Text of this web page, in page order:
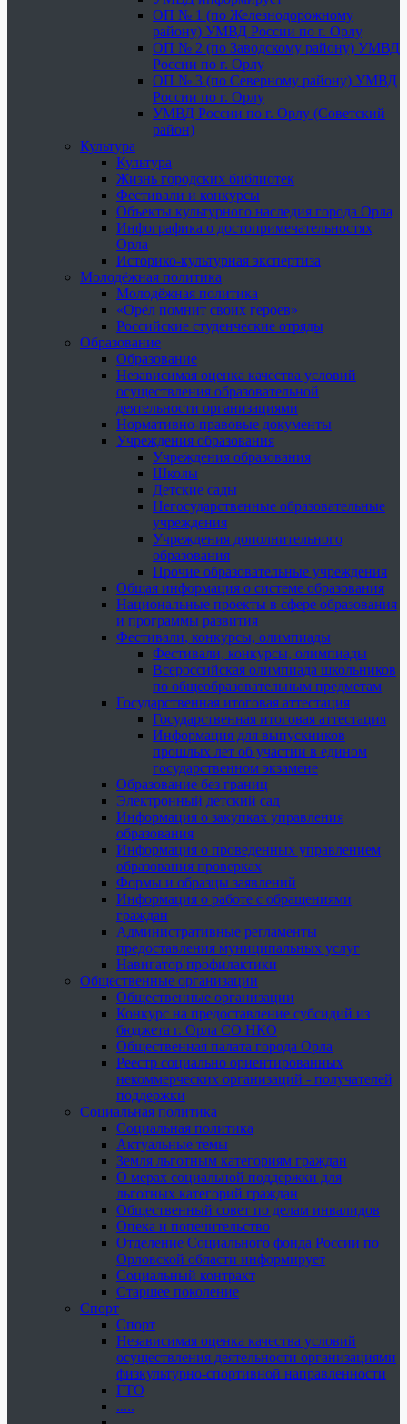
ОП № 1 (по Железнодорожному
району) УМВД России по г. Орлу
ОП № 2 (по Заводскому району) УМВД
России по г. Орлу
ОП № 3 (по Северному району) УМВД
России по г. Орлу
УМВД России по г. Орлу (Советский
район)
Культура
Культура
Жизнь городских библиотек
Фестивали и конкурсы
Объекты культурного наследия города Орла
Инфографика о достопримечательностях
Орла
Историко-культурная экспертиза
Молодёжная политика
Молодёжная политика
«Орёл помнит своих героев»
Российские студенческие отряды
Образование
Образование
Независимая оценка качества условий
осуществления образовательной
деятельности организациями
Нормативно-правовые документы
Учреждения образования
Учреждения образования
Школы
Детские сады
Негосударственные образовательные
учреждения
Учреждения дополнительного
образования
Прочие образовательные учреждения
Общая информация о системе образования
Национальные проекты в сфере образования
и программы развития
Фестивали, конкурсы, олимпиады
Фестивали, конкурсы, олимпиады
Всероссийская олимпиада школьников
по общеобразовательным предметам
Государственная итоговая аттестация
Государственная итоговая аттестация
Информация для выпускников
прошлых лет об участии в едином
государственном экзамене
Образование без границ
Электронный детский сад
Информация о закупках управления
образования
Информация о проведенных управлением
образования проверках
Формы и образцы заявлений
Информация о работе с обращениями
граждан
Административные регламенты
предоставления муниципальных услуг
Навигатор профилактики
Общественные организации
Общественные организации
Конкурс на предоставление субсидий из
бюджета г. Орла СО НКО
Общественная палата города Орла
Реестр социально ориентированных
некоммерческих организаций - получателей
поддержки
Социальная политика
Социальная политика
Актуальные темы
Земля льготным категориям граждан
О мерах социальной поддержки для
льготных категорий граждан
Общественный совет по делам инвалидов
Опека и попечительство
Отделение Социального фонда России по
Орловской области информирует
Социальный контракт
Старшее поколение
Спорт
Спорт
Независимая оценка качества условий
осуществления деятельности организациями
физкультурно-спортивной направленности
ГТО
.....